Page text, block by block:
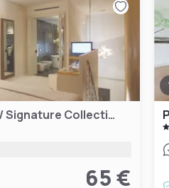
Devero Hotel & Spa BW Signature Collection
65 €